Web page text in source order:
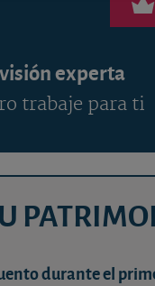
experta
trabaje para ti
durante el